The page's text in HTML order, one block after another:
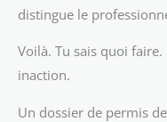
distingue le
Voilà. Tu sais quoi faire.
inaction.
Un dossier de permis